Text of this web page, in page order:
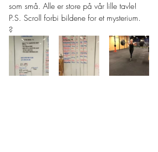
som små. Alle er store på vår lille tavle!
P.S. Scroll forbi bildene for et mysterium.
?